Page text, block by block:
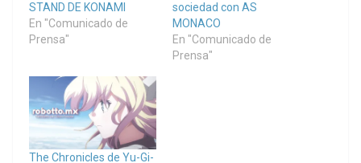
STAND DE KONAMI
En "Comunicado de
Prensa"
sociedad con AS
MONACO
En "Comunicado de
Prensa"
The Chronicles de Yu-Gi-